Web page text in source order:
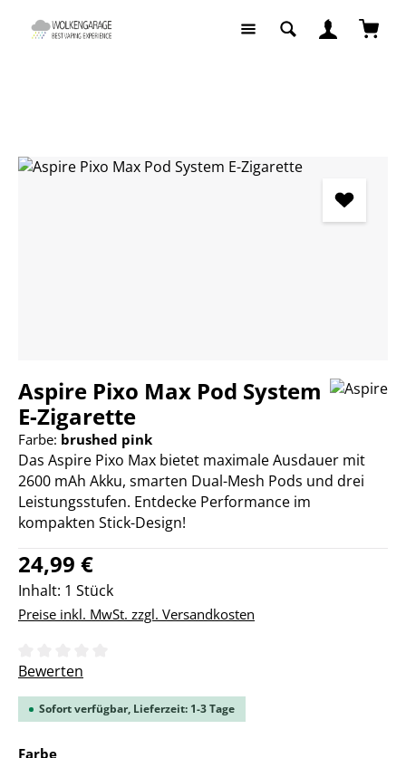
Zum Hauptinhalt springen
Bildergalerie überspringen
Aspire Pixo Max Pod System
E-Zigarette
Farbe: brushed pink
Das Aspire Pixo Max bietet maximale Ausdauer mit
2600 mAh Akku, smarten Dual-Mesh Pods und drei
Leistungsstufen. Entdecke Performance im
kompakten Stick-Design!
Regulärer Preis:
24,99 €
Inhalt: 1 Stück
Preise inkl. MwSt. zzgl. Versandkosten
Durchschnittliche Bewertung von 0 von 5 Sternen
Bewerten
Sofort verfügbar, Lieferzeit: 1-3 Tage
Farbeauswählen